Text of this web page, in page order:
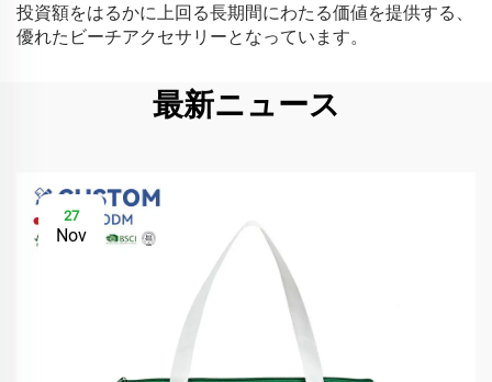
投資額をはるかに上回る長期間にわたる価値を提供する、
優れたビーチアクセサリーとなっています。
最新ニュース
27
Nov